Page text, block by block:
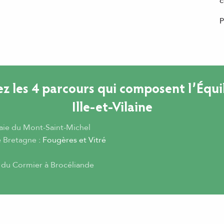
les 4 parcours qui composent
Ille-et-Vilaine
du Mont-Saint-Michel
Bretagne : Fougères et Vitré
Cormier à Brocéliande